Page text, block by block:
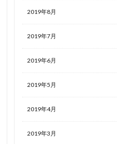
2019年8月
2019年7月
2019年6月
2019年5月
2019年4月
2019年3月